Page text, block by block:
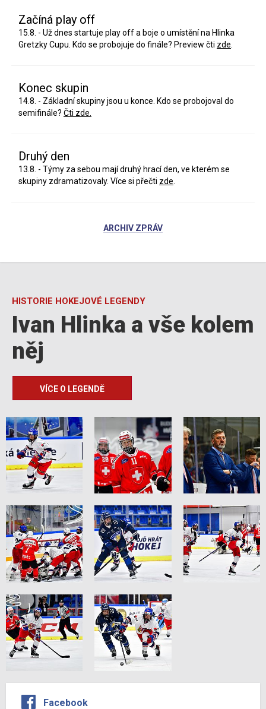
Začíná play off
15.8. - Už dnes startuje play off a boje o umístění na Hlinka
Gretzky Cupu. Kdo se probojuje do finále? Preview čti zde
Konec skupin
14.8. - Základní skupiny jsou u konce. Kdo se probojoval do
semifinále? Čti zde.
Druhý den
13.8. - Týmy za sebou mají druhý hrací den, ve kterém se
skupiny zdramatizovaly. Více si přečti zde
ARCHIV ZPRÁV
HISTORIE HOKEJOVÉ LEGENDY
Ivan Hlinka a vše kolem
něj
VÍCE O LEGENDĚ
Facebook